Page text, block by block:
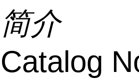
简介
Catalog